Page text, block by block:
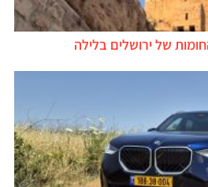
של ירושלים בלילה